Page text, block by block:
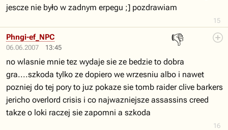
15
jescze nie było w zadnym erpegu ;] pozdrawiam
06.06.2007 13:45
👎
16
Phngi-ef_NPC
no wlasnie mnie tez wydaje sie ze bedzie to dobra
gra....szkoda tylko ze dopiero we wrzesniu albo i nawet
pozniej do tej pory to juz pokaze sie tomb raider clive barkers
jericho overlord crisis i co najwazniejsze assassins creed
takze o loki raczej sie zapomni a szkoda